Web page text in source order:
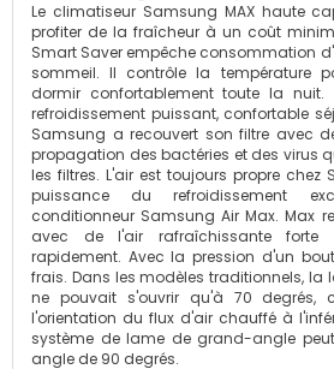
Le climatiseur Samsung MAX haute
profiter de la fraîcheur à un coût
Smart Saver empêche consommation
sommeil. Il contrôle la température
dormir confortablement toute la nuit.
refroidissement puissant, confortable
Samsung a recouvert son filtre avec
propagation des bactéries et des virus
les filtres. L'air est toujours propre chez
puissance du refroidissement
conditionneur Samsung Air Max. Max
avec de l'air rafraîchissante
rapidement. Avec la pression d'un
frais. Dans les modèles traditionnels, la
ne pouvait s'ouvrir qu'à 70 degrés,
l'orientation du flux d'air chauffé à
système de lame de grand-angle
angle de 90 degrés.